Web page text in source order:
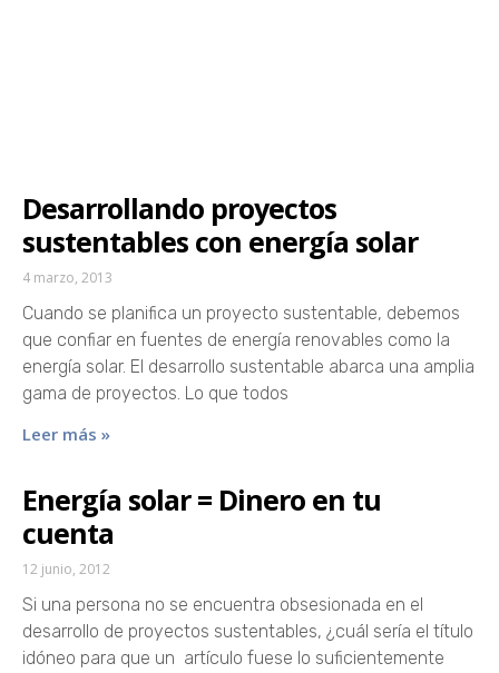
Desarrollando proyectos
sustentables con energía solar
4 marzo, 2013
Cuando se planifica un proyecto sustentable, debemos
que confiar en fuentes de energía renovables como la
energía solar. El desarrollo sustentable abarca una amplia
gama de proyectos. Lo que todos
Leer más »
Energía solar = Dinero en tu
cuenta
12 junio, 2012
Si una persona no se encuentra obsesionada en el
desarrollo de proyectos sustentables, ¿cuál sería el título
idóneo para que un artículo fuese lo suficientemente